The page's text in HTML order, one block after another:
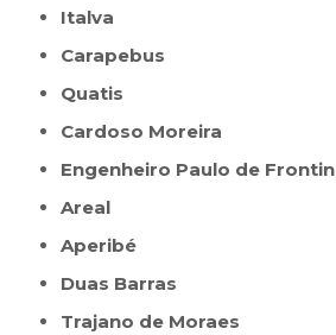
Italva
Carapebus
Quatis
Cardoso Moreira
Engenheiro Paulo de Frontin
Areal
Aperibé
Duas Barras
Trajano de Moraes